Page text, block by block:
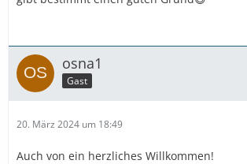
osna1
Gast
20. März 2024 um 18:49
Auch von ein herzliches Willkommen!